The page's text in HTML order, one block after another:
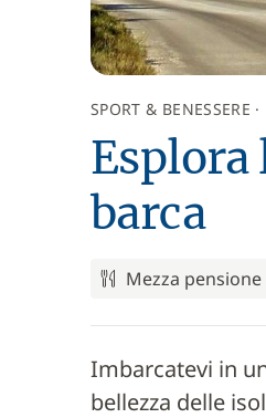
SPORT & BENESSERE
Esplora
barca
Mezza pensione
Imbarcatevi in
bellezza delle